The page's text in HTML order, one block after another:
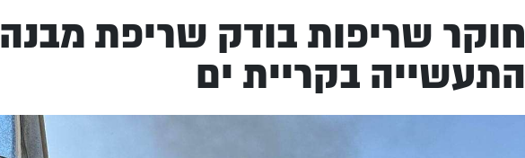
חוקר שריפות בודק שריפת מבנה
התעשייה בקריית ים